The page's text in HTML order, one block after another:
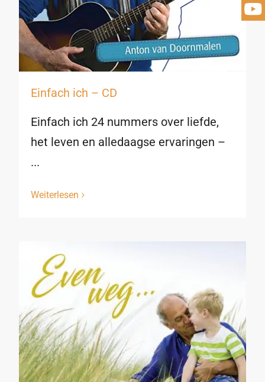
Einfach ich – CD
Einfach ich 24 nummers over liefde,
het leven en alledaagse ervaringen –
...
Weiterlesen